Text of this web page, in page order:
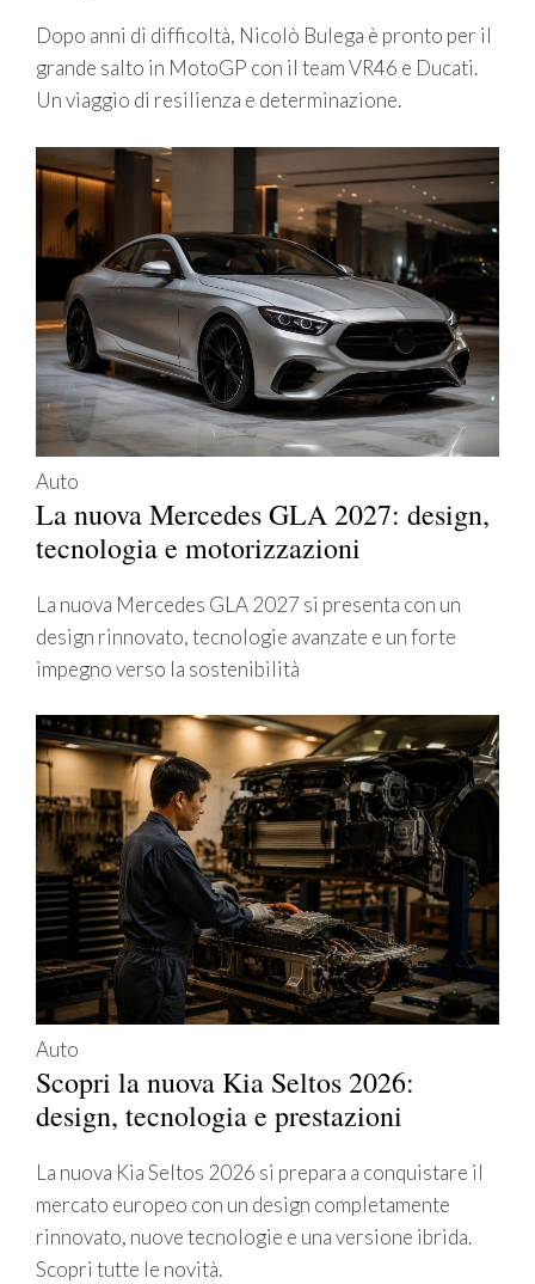
Dopo anni di difficoltà, Nicolò Bulega è pronto per il
grande salto in MotoGP con il team VR46 e Ducati.
Un viaggio di resilienza e determinazione.
Auto
La nuova Mercedes GLA 2027: design,
tecnologia e motorizzazioni
La nuova Mercedes GLA 2027 si presenta con un
design rinnovato, tecnologie avanzate e un forte
impegno verso la sostenibilità
Auto
Scopri la nuova Kia Seltos 2026:
design, tecnologia e prestazioni
La nuova Kia Seltos 2026 si prepara a conquistare il
mercato europeo con un design completamente
rinnovato, nuove tecnologie e una versione ibrida.
Scopri tutte le novità.